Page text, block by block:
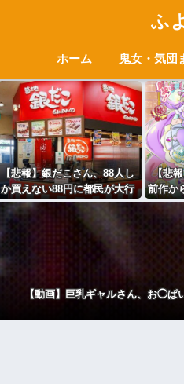
ふ
ホーム 鬼女・気団
【悲報】銀だこさん、88人し
か買えない88円に都民が大行
列ｗｗｗｗｗｗｗｗｗｗ
【悲
前作か
【動画】巨乳ギャルさん、お◯ぱ